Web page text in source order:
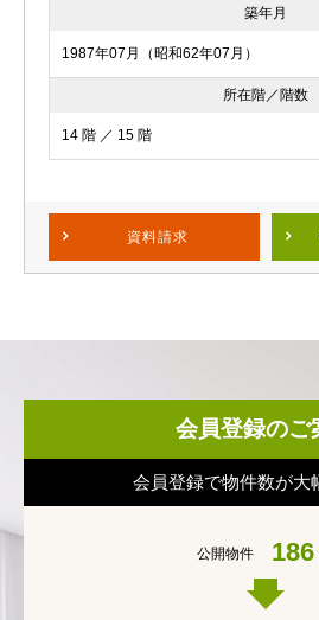
築年月
1987年07月（昭和62年07月）
所在階／階数
14 階 ／ 15 階
資料請求
会員登録のご
会員登録で物件数が大
公開物件 186